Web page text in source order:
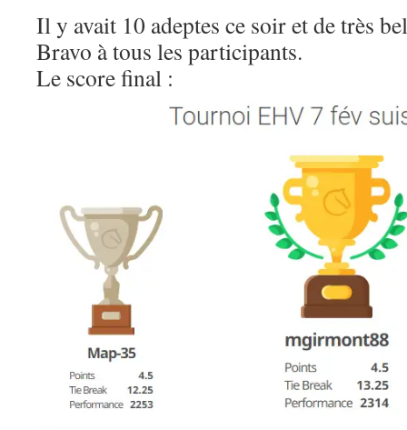
Il y avait 10 adeptes ce soir et de très
Bravo à tous les participants.
Le score final :